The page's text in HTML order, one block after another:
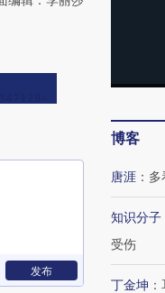
发布
博客
唐涯 ： 多
知识分子
受伤
丁金坤 ：